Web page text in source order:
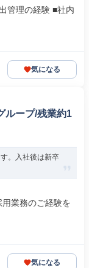
管理の経験 ■社内
気になる
ループ/残業約1
。入社後は新卒
業務のご経験を
気になる